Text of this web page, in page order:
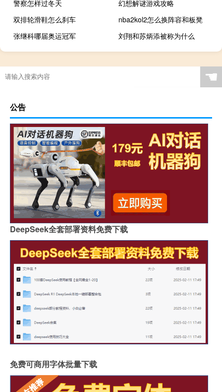
警察怎样过冬天
幻想解谜游戏攻略
双排轮滑鞋怎么刹车
nba2kol2怎么换阵容和板凳
张继科哪届奥运冠军
刘翔和苏炳添被称为什么
☚
公告
DeepSeek全套部署资料免费下载
免费可商用字体批量下载